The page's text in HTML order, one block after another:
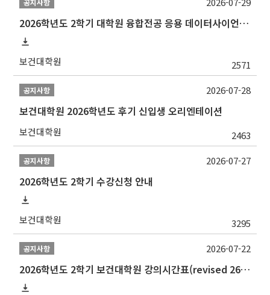
2026학년도 2학기 대학원 융합전공 응용 데이터사이언스 선발 계획 알림
보건대학원 2571
공지사항
보건대학원 2026학년도 후기 신입생 오리엔테이션
보건대학원 2463
2026-07-28
공지사항
2026학년도 2학기 수강신청 안내
보건대학원 3295
2026-07-27
공지사항
2026학년도 2학기 보건대학원 강의시간표(revised 260803)(2026 2nd SEMESTER SNU GSPH TIMETABLE)
2026-07-22